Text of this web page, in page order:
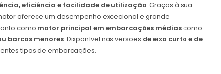
eficiência e facilidade de utilização. Graças à sua
oferece um desempenho excecional e grande
como motor principal em embarcações médiascomo
barcos menores. Disponível nas versões de eixo curto e de
tipos de embarcações.